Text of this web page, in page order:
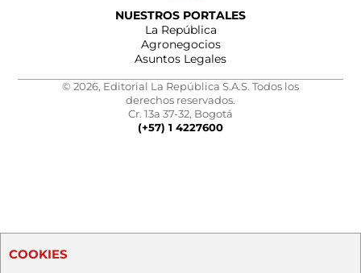
NUESTROS PORTALES
La República
Agronegocios
Asuntos Legales
© 2026, Editorial La República S.A.S. Todos los
derechos reservados.
Cr. 13a 37-32, Bogotá
(+57) 1 4227600
COOKIES